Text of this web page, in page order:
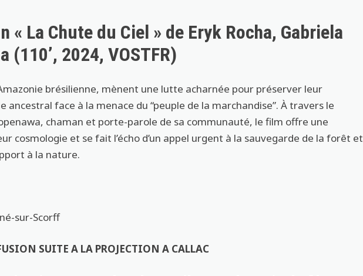
« La Chute du Ciel » de Eryk Rocha, Gabriela
(110’, 2024, VOSTFR)
brésilienne, mènent une lutte acharnée pour préserver leur
face à la menace du “peuple de la marchandise”. À travers le
chaman et porte-parole de sa communauté, le film offre une
cosmologie et se fait l’écho d’un appel urgent à la sauvegarde de la forêt et
à la nature.
sur-Scorff
SUITE A LA PROJECTION A CALLAC